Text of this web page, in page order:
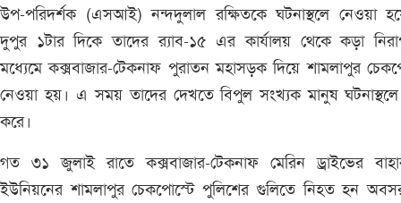
উপ-পরিদর্শক (এসআই) নন্দদুলাল রক্ষিতকে ঘটনাস্থলে নেওয়া
দুপুর ১টার দিকে তাদের র‌্যাব-১৫ এর কার্যালয় থেকে কড়া
মধ্যেমে কক্সবাজার-টেকনাফ পুরাতন মহাসড়ক দিয়ে শামলাপুর
নেওয়া হয়। এ সময় তাদের দেখতে বিপুল সংখ্যক মানুষ
করে।
গত ৩১ জুলাই রাতে কক্সবাজার-টেকনাফ মেরিন ড্রাইভের
ইউনিয়নের শামলাপুর চেকপোস্টে পুলিশের গুলিতে নিহত হন